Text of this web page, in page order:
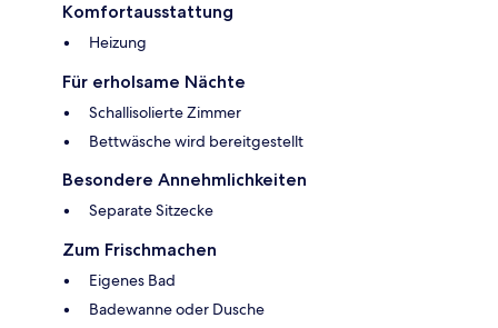
Komfortausstattung
Heizung
Für erholsame Nächte
Schallisolierte Zimmer
Bettwäsche wird bereitgestellt
Besondere Annehmlichkeiten
Separate Sitzecke
Zum Frischmachen
Eigenes Bad
Badewanne oder Dusche